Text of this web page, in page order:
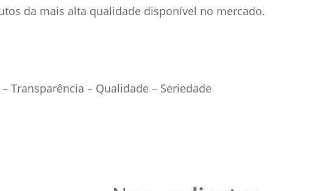
da mais alta qualidade disponível no mercado.
Transparência – Qualidade – Seriedade